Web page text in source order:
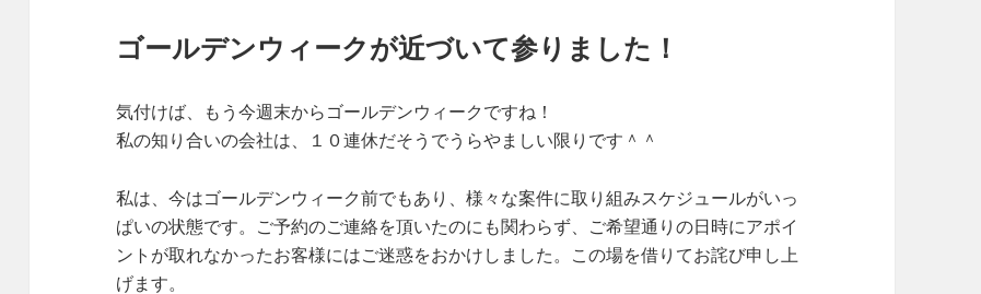
ゴールデンウィークが近づいて参りました！
気付けば、もう今週末からゴールデンウィークですね！
私の知り合いの会社は、１０連休だそうでうらやましい限りです＾＾
私は、今はゴールデンウィーク前でもあり、様々な案件に取り組みスケジュールがいっ
ぱいの状態です。ご予約のご連絡を頂いたのにも関わらず、ご希望通りの日時にアポイ
ントが取れなかったお客様にはご迷惑をおかけしました。この場を借りてお詫び申し上
げます。